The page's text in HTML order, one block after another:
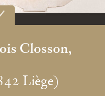
Closson,
Liège)